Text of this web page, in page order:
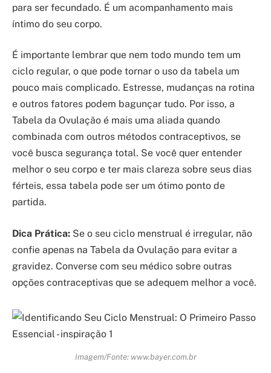
para ser fecundado. É um acompanhamento mais
íntimo do seu corpo.
É importante lembrar que nem todo mundo tem um
ciclo regular, o que pode tornar o uso da tabela um
pouco mais complicado. Estresse, mudanças na rotina
e outros fatores podem bagunçar tudo. Por isso, a
Tabela da Ovulação é mais uma aliada quando
combinada com outros métodos contraceptivos, se
você busca segurança total. Se você quer entender
melhor o seu corpo e ter mais clareza sobre seus dias
férteis, essa tabela pode ser um ótimo ponto de
partida.
Dica Prática: Se o seu ciclo menstrual é irregular, não
confie apenas na Tabela da Ovulação para evitar a
gravidez. Converse com seu médico sobre outras
opções contraceptivas que se adequem melhor a você.
Imagem/Fonte: www.bayer.com.br